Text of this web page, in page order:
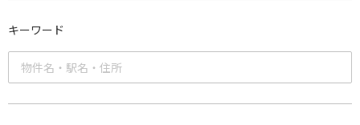
キーワード